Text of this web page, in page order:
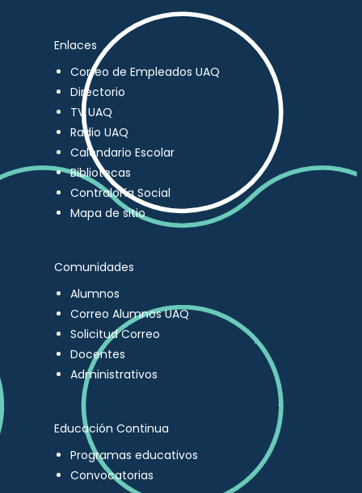
Enlaces
Correo de Empleados UAQ
Directorio
TV UAQ
Radio UAQ
Calendario Escolar
Bibliotecas
Contraloría Social
Mapa de sitio
Comunidades
Alumnos
Correo Alumnos UAQ
Solicitud Correo
Docentes
Administrativos
Educación Continua
Programas educativos
Convocatorias